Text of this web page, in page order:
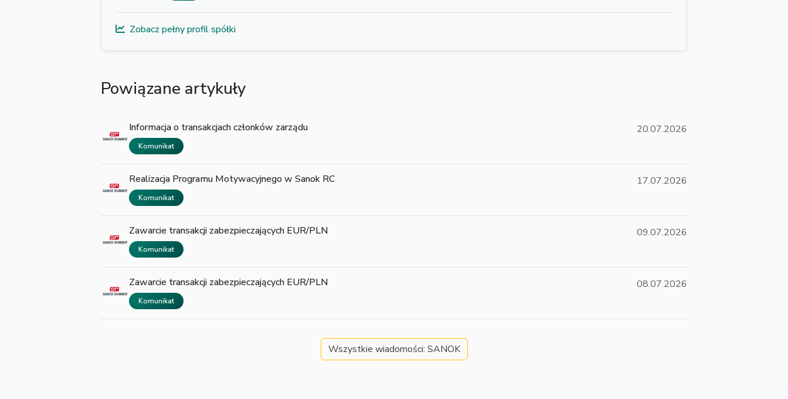
Zobacz pełny profil spółki
Powiązane artykuły
Informacja o transakcjach członków zarządu
Komunikat
20.07.2026
Realizacja Programu Motywacyjnego w Sanok RC
Komunikat
17.07.2026
Zawarcie transakcji zabezpieczających EUR/PLN
Komunikat
09.07.2026
Zawarcie transakcji zabezpieczających EUR/PLN
Komunikat
08.07.2026
Wszystkie wiadomości: SANOK